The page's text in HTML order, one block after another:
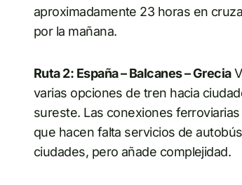
aproximadamente 23 horas en
por la mañana.
Ruta 2: España – Balcanes – Grecia
varias opciones de tren hacia
sureste. Las conexiones
que hacen falta servicios de
ciudades, pero añade complejidad.